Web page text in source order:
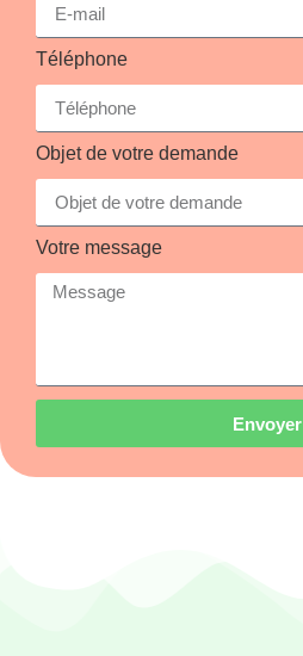
Téléphone
Objet de votre demande
Votre message
Envoyer